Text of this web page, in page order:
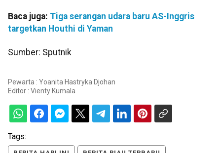
Baca juga: Tiga serangan udara baru AS-Inggris
targetkan Houthi di Yaman
Sumber: Sputnik
Pewarta : Yoanita Hastryka Djohan
Editor : Vienty Kumala
Tags: